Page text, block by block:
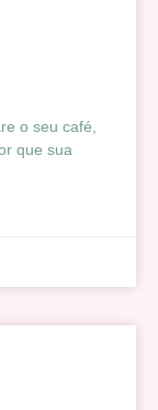
o seu café,
que sua